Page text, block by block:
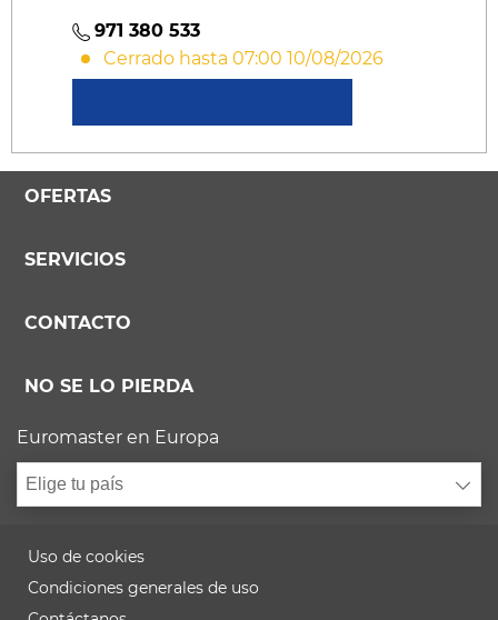
971 380 533
Cerrado hasta 07:00 10/08/2026
OFERTAS
SERVICIOS
CONTACTO
NO SE LO PIERDA
Euromaster en Europa
Elige tu país
Uso de cookies
Condiciones generales de uso